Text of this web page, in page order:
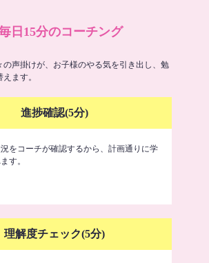
日15分のコーチング
の声掛けが、お子様のやる気を引き出し、勉
ます。
進捗確認(5分)
をコーチが確認するから、計画通りに学
す。
理解度チェック(5分)